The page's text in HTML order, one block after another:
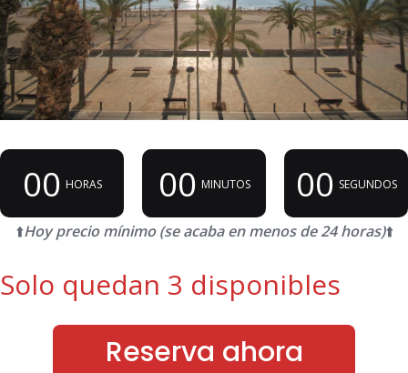
00 HORAS 00 MINUTOS 00 SEGUNDOS
⬆️Hoy precio mínimo (se acaba en menos de 24 horas)⬆️
Solo quedan 3 disponibles
Reserva ahora